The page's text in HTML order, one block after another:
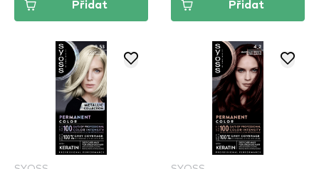
Přidat Přidat